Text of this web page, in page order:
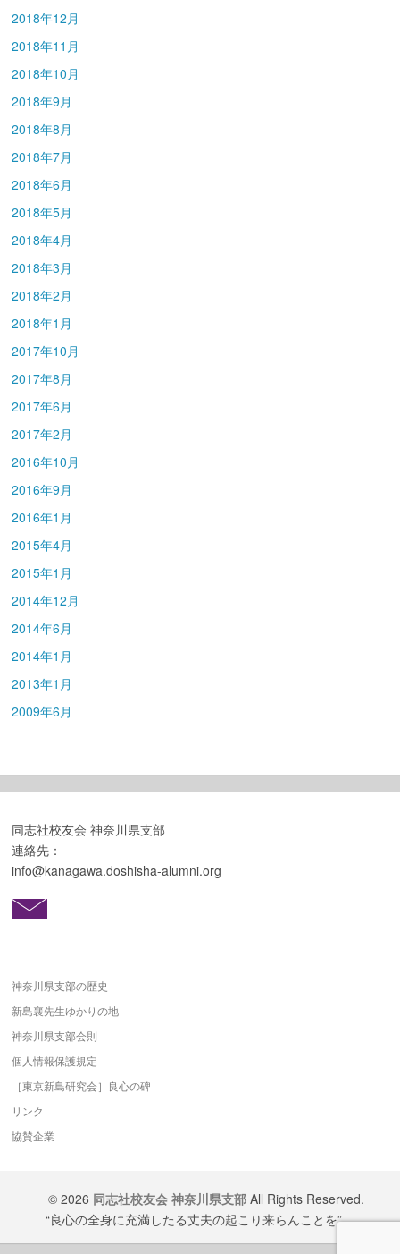
2018年12月
2018年11月
2018年10月
2018年9月
2018年8月
2018年7月
2018年6月
2018年5月
2018年4月
2018年3月
2018年2月
2018年1月
2017年10月
2017年8月
2017年6月
2017年2月
2016年10月
2016年9月
2016年1月
2015年4月
2015年1月
2014年12月
2014年6月
2014年1月
2013年1月
2009年6月
同志社校友会 神奈川県支部
連絡先：
info@kanagawa.doshisha-alumni.org
神奈川県支部の歴史
新島襄先生ゆかりの地
神奈川県支部会則
個人情報保護規定
［東京新島研究会］良心の碑
リンク
協賛企業
© 2026 同志社校友会 神奈川県支部All Rights Reserved.
“良心の全身に充満したる丈夫の起こり来らんことを”